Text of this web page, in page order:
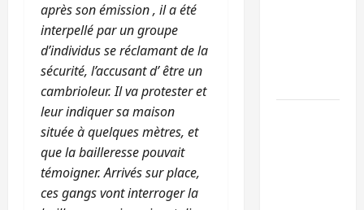
après son émission , il a été
interpellé par un groupe
d’individus se réclamant de la
sécurité, l’accusant d’ être un
cambrioleur. Il va protester et
leur indiquer sa maison
située à quelques mètres, et
que la bailleresse pouvait
témoigner. Arrivés sur place,
ces gangs vont interroger la